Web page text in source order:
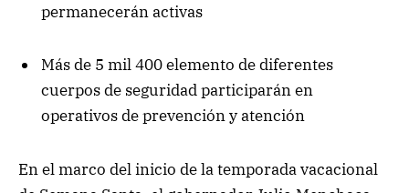
permanecerán activas
Más de 5 mil 400 elemento de diferentes
cuerpos de seguridad participarán en
operativos de prevención y atención
En el marco del inicio de la temporada vacacional